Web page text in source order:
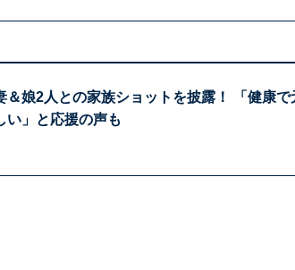
＆娘2人との家族ショットを披露！ 「健康で
い」と応援の声も